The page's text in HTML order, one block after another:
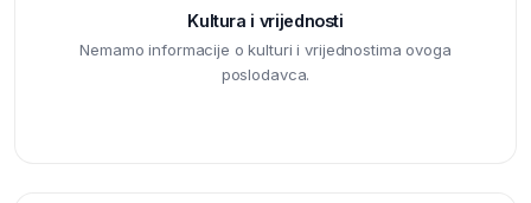
Kultura i vrijednosti
Nemamo informacije o kulturi i vrijednostima ovoga
poslodavca.